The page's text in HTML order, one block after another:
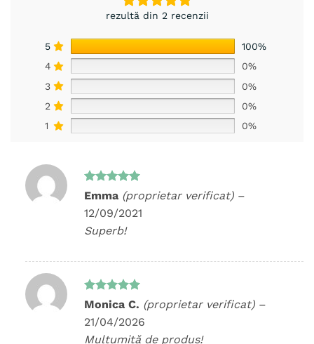
rezultă din 2 recenzii
5
100%
4
0%
3
0%
2
0%
1
0%
Evaluat la
Emma (proprietar verificat) –
12/09/2021
Superb!
Evaluat la
Monica C. (proprietar verificat) –
21/04/2026
Mulțumită de produs!